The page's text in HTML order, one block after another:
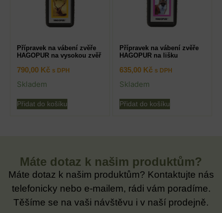
Přípravek na vábení zvěře
HAGOPUR na vysokou zvěř
790,00 Kč s DPH
Skladem
Přidat do košíku
Přípravek na vábení zvěře
HAGOPUR na lišku
635,00 Kč s DPH
Skladem
Přidat do košíku
Máte dotaz k našim produktům?
Máte dotaz k našim produktům? Kontaktujte nás
telefonicky nebo e-mailem, rádi vám poradíme.
Těšíme se na vaši návštěvu i v naší prodejně.